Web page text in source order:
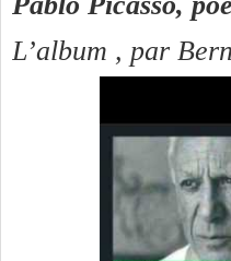
L’album , par